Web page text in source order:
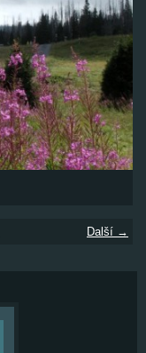
Další →